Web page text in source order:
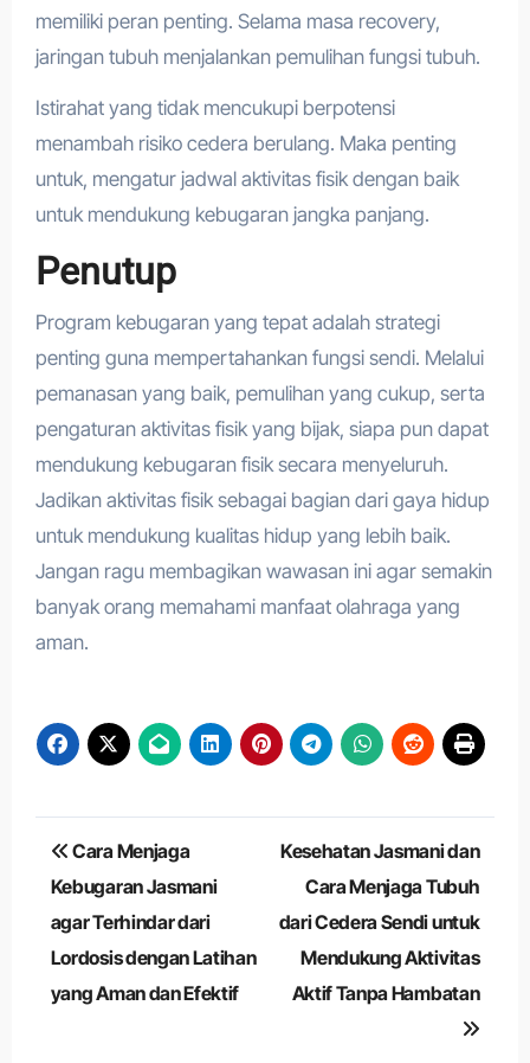
memiliki peran penting. Selama masa recovery,
jaringan tubuh menjalankan pemulihan fungsi tubuh.
Istirahat yang tidak mencukupi berpotensi
menambah risiko cedera berulang. Maka penting
untuk, mengatur jadwal aktivitas fisik dengan baik
untuk mendukung kebugaran jangka panjang.
Penutup
Program kebugaran yang tepat adalah strategi
penting guna mempertahankan fungsi sendi. Melalui
pemanasan yang baik, pemulihan yang cukup, serta
pengaturan aktivitas fisik yang bijak, siapa pun dapat
mendukung kebugaran fisik secara menyeluruh.
Jadikan aktivitas fisik sebagai bagian dari gaya hidup
untuk mendukung kualitas hidup yang lebih baik.
Jangan ragu membagikan wawasan ini agar semakin
banyak orang memahami manfaat olahraga yang
aman.
Navigasi
pos
Cara Menjaga
Kebugaran Jasmani
agar Terhindar dari
Lordosis dengan Latihan
yang Aman dan Efektif
Kesehatan Jasmani dan
Cara Menjaga Tubuh
dari Cedera Sendi untuk
Mendukung Aktivitas
Aktif Tanpa Hambatan